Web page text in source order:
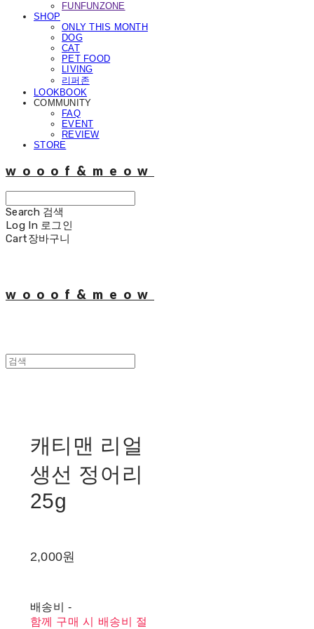
FUNFUNZONE
SHOP
ONLY THIS MONTH
DOG
CAT
PET FOOD
LIVING
리퍼존
LOOKBOOK
COMMUNITY
FAQ
EVENT
REVIEW
STORE
wooof&meow
Search 검색
Log In 로그인
Cart장바구니
wooof&meow
캐티맨 리얼
생선 정어리
25g
2,000원
배송비-
함께 구매 시 배송비 절